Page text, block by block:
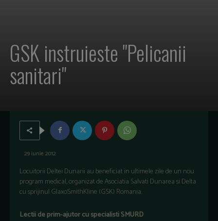
GSK instruieste "Pelicanii
sanitari"
29 iunie 2012
Locuitorii Deltei Dunarii au beneficiat in ultimele zile de un nou
program medical, organizat de Asociatia Salvati Dunarea si Delta
cu sprijinul GlaxoSmithKline (GSK) Romania.
Lectii de prim-ajutor cu specialisti SMURD